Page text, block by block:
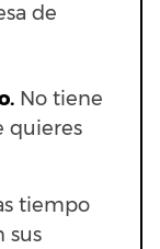
de
No tiene
quieres
tiempo
sus